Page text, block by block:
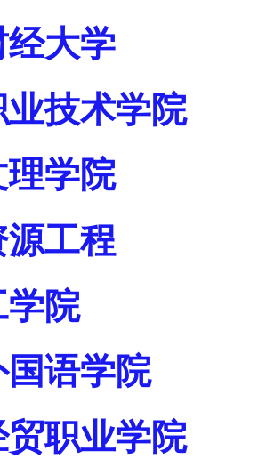
大学
技术学院
学院
工程
学院
国语学院
职业学院